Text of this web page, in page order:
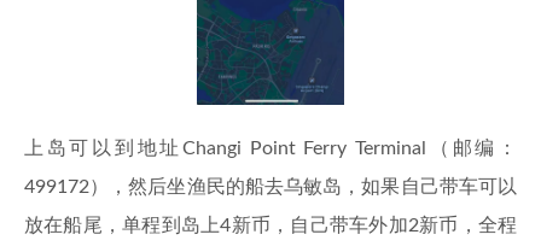
上岛可以到地址Changi Point Ferry Terminal（邮编：
499172），然后坐渔民的船去乌敏岛，如果自己带车可以
放在船尾，单程到岛上4新币，自己带车外加2新币，全程